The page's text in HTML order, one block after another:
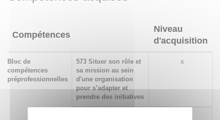
Compétences
Niveau
d'acquisition
Bloc de
compétences
préprofessionnelles
573 Situer son rôle et
sa mission au sein
d'une organisation
pour s’adapter et
prendre des initiatives
x